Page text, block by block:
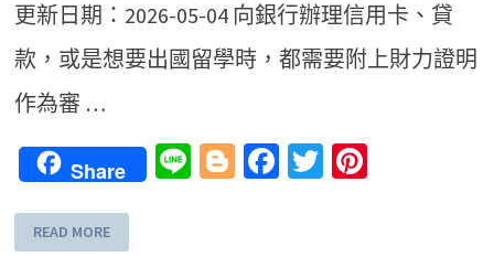
更新日期：2026-05-04 向銀行辦理信用卡、貸
款，或是想要出國留學時，都需要附上財力證明
作為審 …
Share LineBlogger
Facebook
Twitter
READ MORE